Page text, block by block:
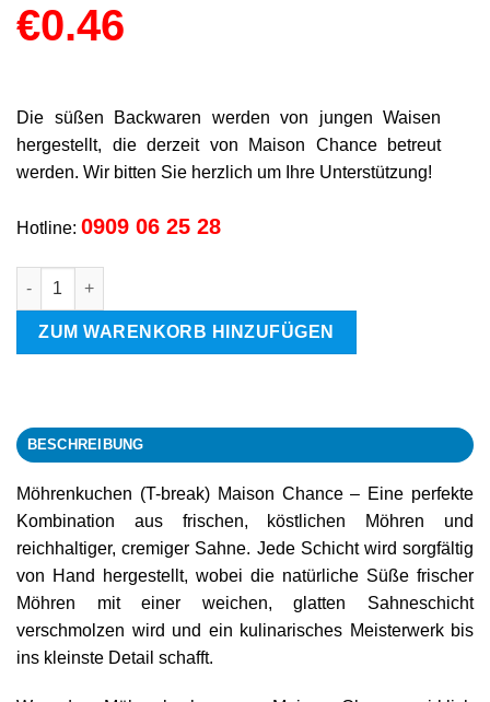
€0.46
Die süßen Backwaren werden von jungen Waisen
hergestellt, die derzeit von Maison Chance betreut
werden. Wir bitten Sie herzlich um Ihre Unterstützung!
Hotline: 0909 06 25 28
Möhrenkuchen Menge
ZUM WARENKORB HINZUFÜGEN
BESCHREIBUNG
Möhrenkuchen (T-break) Maison Chance – Eine perfekte
Kombination aus frischen, köstlichen Möhren und
reichhaltiger, cremiger Sahne. Jede Schicht wird sorgfältig
von Hand hergestellt, wobei die natürliche Süße frischer
Möhren mit einer weichen, glatten Sahneschicht
verschmolzen wird und ein kulinarisches Meisterwerk bis
ins kleinste Detail schafft.